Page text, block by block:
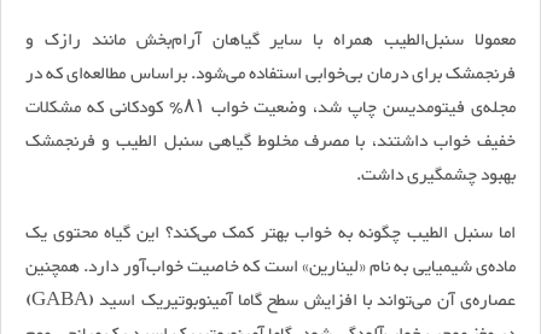
معمولا سنبل‌الطیب همراه با سایر گیاهان آرام‌بخش مانند رازک و
فرنجمشک برای درمان بی‌خوابی استفاده می‌شود. براساس مطالعه‌ای که در
مجله‌ی فیتومدیسن چاپ شد، وضعیت خواب ۸۱٪ کودکانی که مشکلات
خفیف خواب داشتند، با مصرف مخلوط گیاهی سنبل الطیب و فرنجمشک
بهبود چشمگیری داشت.
اما سنبل الطیب چگونه به خواب بهتر کمک می‌کند؟ این گیاه محتوی یک
ماده‌ی شیمیایی به نام «لینارین» است که خاصیت خواب‌آور دارد. همچنین
عصاره‌ی آن می‌تواند با افزایش سطح گاما آمینوبوتیریک اسید (GABA)